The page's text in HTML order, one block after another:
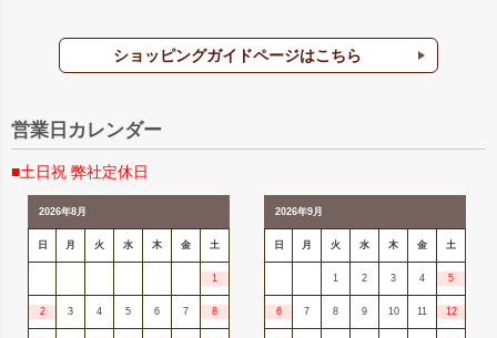
ショッピングガイドページはこちら
営業日カレンダー
■土日祝 弊社定休日
2026年8月
日 月 火 水 木 金 土
1
2 3 4 5 6 7 8
2026年9月
日 月 火 水 木 金 土
1 2 3 4 5
6 7 8 9 10 11 12